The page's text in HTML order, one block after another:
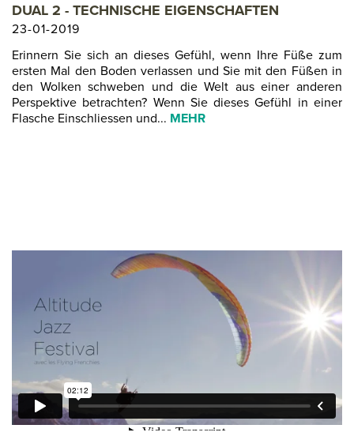
DUAL 2 - TECHNISCHE EIGENSCHAFTEN
23-01-2019
Erinnern Sie sich an dieses Gefühl, wenn Ihre Füße zum
ersten Mal den Boden verlassen und Sie mit den Füßen in
den Wolken schweben und die Welt aus einer anderen
Perspektive betrachten? Wenn Sie dieses Gefühl in einer
Flasche Einschliessen und... MEHR